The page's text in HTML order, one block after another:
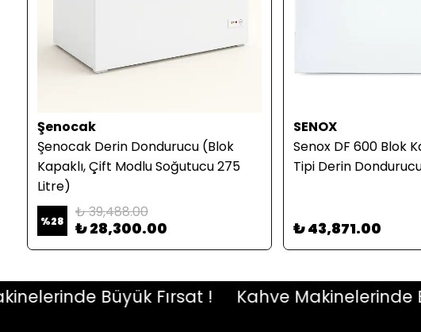
Şenocak
Şenocak Derin Dondurucu (Blok
Kapaklı, Çift Modlu Soğutucu 275
Litre)
%28 ₺ 39,488.00
₺ 28,300.00
SENOX
Senox DF 600 Blok
Tipi Derin
₺ 43,871.00
Büyük Fırsat ! Kahve Makinelerinde